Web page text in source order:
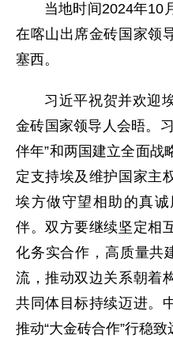
当地时间2024年10
在喀山出席金砖国家领
塞西。
习近平祝贺并欢迎
金砖国家领导人会晤。
伴年”和两国建立全面战
定支持埃及维护国家主
埃方做守望相助的真
伴。双方要继续坚定相
化务实合作，高质量共
流，推动双边关系朝着
共同体目标持续迈进。
推动“大金砖合作”行稳